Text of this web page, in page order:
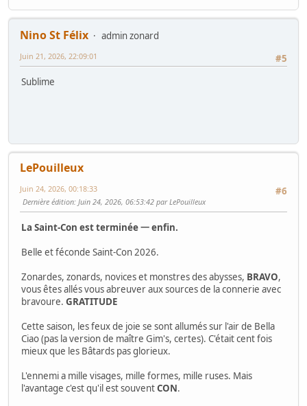
Nino St Félix
admin zonard
#5
Juin 21, 2026, 22:09:01
Sublime
LePouilleux
#6
Juin 24, 2026, 00:18:33
Dernière édition: Juin 24, 2026, 06:53:42 par LePouilleux
La Saint-Con est terminée 一 enfin.
Belle et féconde Saint-Con 2026.
Zonardes, zonards, novices et monstres des abysses, BRAVO,
vous êtes allés vous abreuver aux sources de la connerie avec
bravoure. GRATITUDE
Cette saison, les feux de joie se sont allumés sur l'air de Bella
Ciao (pas la version de maître Gim's, certes). C'était cent fois
mieux que les Bâtards pas glorieux.
L'ennemi a mille visages, mille formes, mille ruses. Mais
l'avantage c'est qu'il est souventCON.